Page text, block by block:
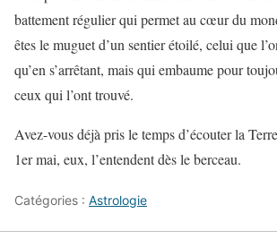
battement régulier qui permet au cœur du
êtes le muguet d’un sentier étoilé, celui que
qu’en s’arrêtant, mais qui embaume pour
ceux qui l’ont trouvé.
Avez-vous déjà pris le temps d’écouter la
1er mai, eux, l’entendent dès le berceau.
Catégories : Astrologie